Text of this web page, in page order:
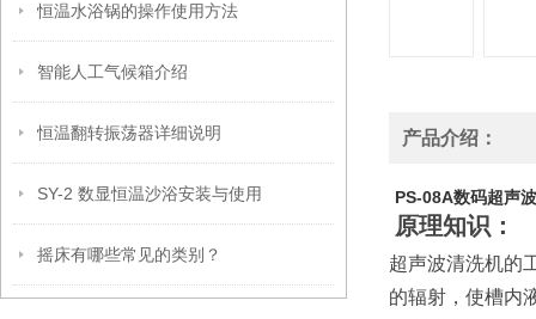
恒温水浴锅的操作使用方法
智能人工气候箱介绍
恒温翻转振荡器详细说明
SY-2 数显恒温沙浴安装与使用
摇床有哪些常见的类别？
产品介绍：
PS-08A数码超声
原理知识：
超声波清洗机的
的辐射，使槽内